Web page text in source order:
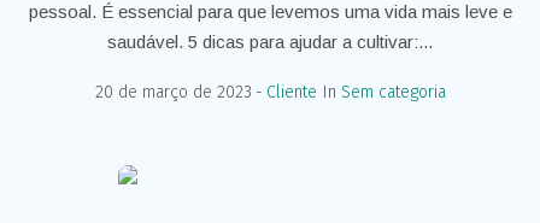
pessoal. É essencial para que levemos uma vida mais leve e
saudável. 5 dicas para ajudar a cultivar:...
20 de março de 2023 Cliente In Sem categoria